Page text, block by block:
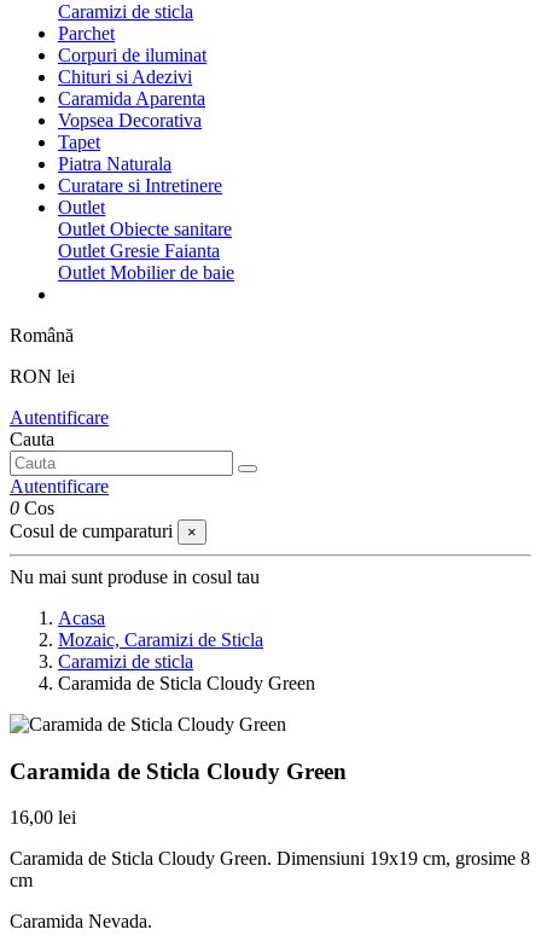
Caramizi de sticla
Parchet
Corpuri de iluminat
Chituri si Adezivi
Caramida Aparenta
Vopsea Decorativa
Tapet
Piatra Naturala
Curatare si Intretinere
Outlet
Outlet Obiecte sanitare
Outlet Gresie Faianta
Outlet Mobilier de baie
Română
RON lei
Autentificare
Cauta
Autentificare
0 Cos
Cosul de cumparaturi
×
Nu mai sunt produse in cosul tau
Acasa
Mozaic, Caramizi de Sticla
Caramizi de sticla
Caramida de Sticla Cloudy Green
Caramida de Sticla Cloudy Green
16,00 lei
Caramida de Sticla Cloudy Green. Dimensiuni 19x19 cm, grosime 8
cm
Caramida Nevada.